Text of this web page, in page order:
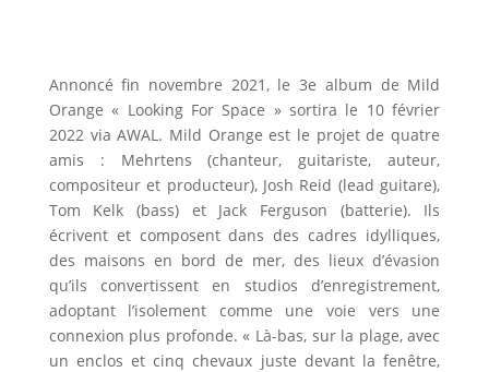
Annoncé fin novembre 2021, le 3e album de Mild
Orange « Looking For Space » sortira le 10 février
2022 via AWAL. Mild Orange est le projet de quatre
amis : Mehrtens (chanteur, guitariste, auteur,
compositeur et producteur), Josh Reid (lead guitare),
Tom Kelk (bass) et Jack Ferguson (batterie). Ils
écrivent et composent dans des cadres idylliques,
des maisons en bord de mer, des lieux d’évasion
qu’ils convertissent en studios d’enregistrement,
adoptant l’isolement comme une voie vers une
connexion plus profonde. « Là-bas, sur la plage, avec
un enclos et cinq chevaux juste devant la fenêtre,